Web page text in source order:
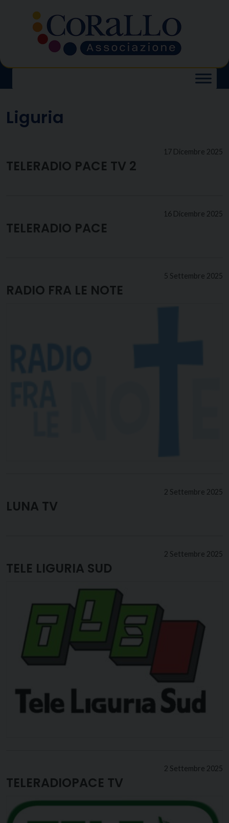
content
Liguria
17 Dicembre 2025
TELERADIO PACE TV 2
16 Dicembre 2025
TELERADIO PACE
5 Settembre 2025
RADIO FRA LE NOTE
2 Settembre 2025
LUNA TV
2 Settembre 2025
TELE LIGURIA SUD
2 Settembre 2025
TELERADIOPACE TV